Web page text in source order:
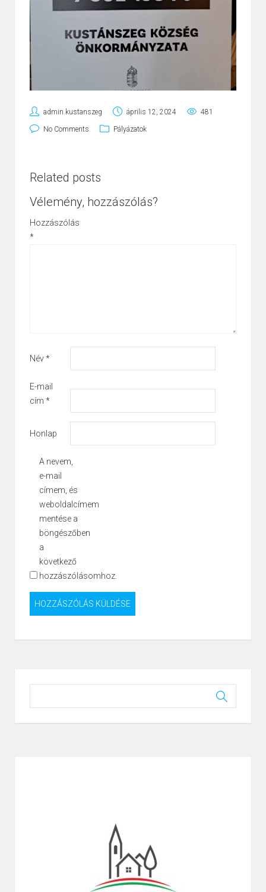
admin.kustanszeg április 12, 2024 481
No Comments Pályázatok
Related posts
Vélemény, hozzászólás?
Hozzászólás
*
Név*
E-mail
cím *
Honlap
A nevem,
e-mail
címem, és
weboldalcímem
mentése a
böngészőben
a
következő
hozzászólásomhoz.